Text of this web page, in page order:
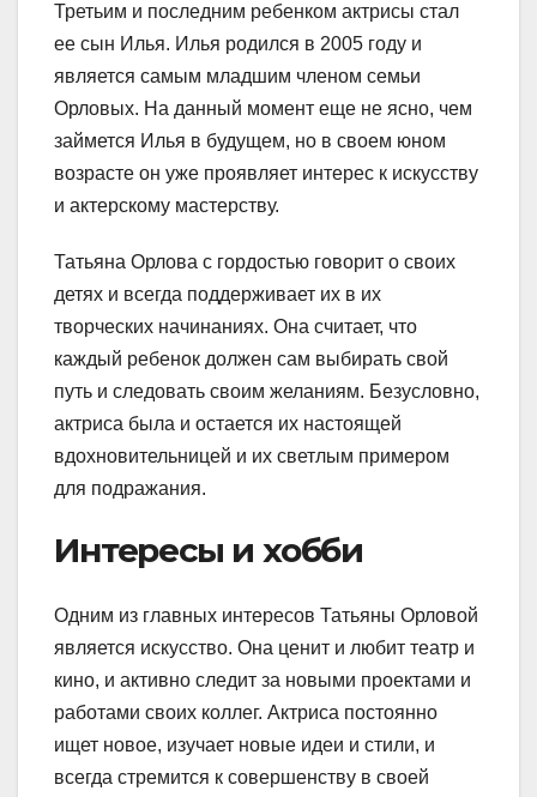
Третьим и последним ребенком актрисы стал
ее сын Илья. Илья родился в 2005 году и
является самым младшим членом семьи
Орловых. На данный момент еще не ясно, чем
займется Илья в будущем, но в своем юном
возрасте он уже проявляет интерес к искусству
и актерскому мастерству.
Татьяна Орлова с гордостью говорит о своих
детях и всегда поддерживает их в их
творческих начинаниях. Она считает, что
каждый ребенок должен сам выбирать свой
путь и следовать своим желаниям. Безусловно,
актриса была и остается их настоящей
вдохновительницей и их светлым примером
для подражания.
Интересы и хобби
Одним из главных интересов Татьяны Орловой
является искусство. Она ценит и любит театр и
кино, и активно следит за новыми проектами и
работами своих коллег. Актриса постоянно
ищет новое, изучает новые идеи и стили, и
всегда стремится к совершенству в своей